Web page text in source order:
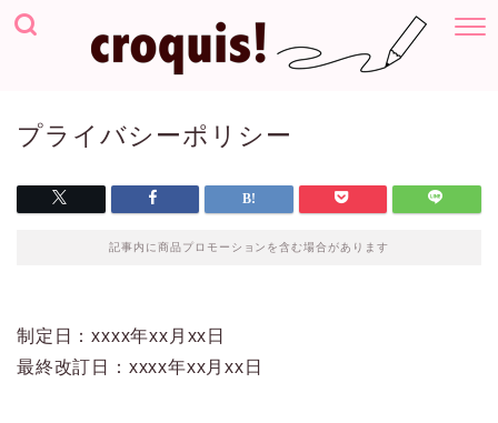
プライバシーポリシー
記事内に商品プロモーションを含む場合があります
制定日：xxxx年xx月xx日
最終改訂日：xxxx年xx月xx日